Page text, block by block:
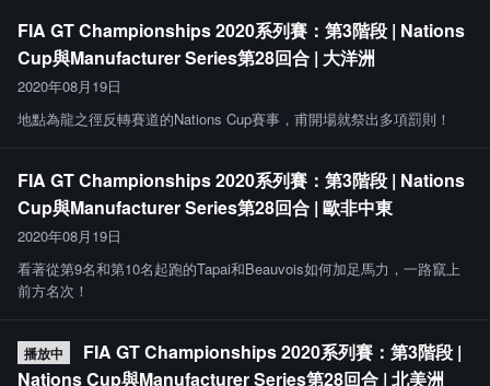
FIA GT Championships 2020系列賽：第3階段 | Nations
Cup與Manufacturer Series第28回合 | 大洋洲
2020年08月19日
地點為龍之徑反轉賽道的Nations Cup賽事，甫開場就祭出多項罰則！
FIA GT Championships 2020系列賽：第3階段 | Nations
Cup與Manufacturer Series第28回合 | 歐非中東
2020年08月19日
看著從第9名和第10名起跑的Tapai和Beauvois如何加足馬力，一路竄上
前方名次！
播放中
FIA GT Championships 2020系列賽：第3階段 |
Nations Cup與Manufacturer Series第28回合 | 北美洲